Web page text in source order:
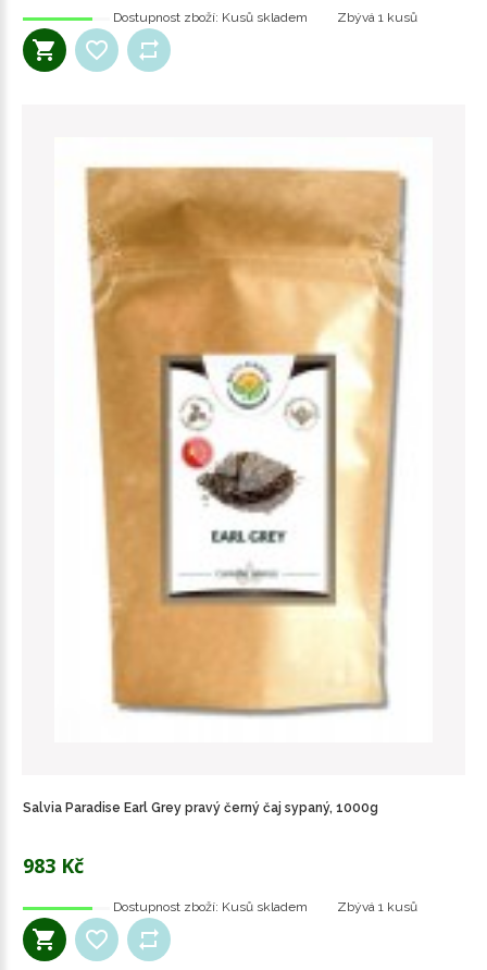
Dostupnost zboží: Kusů skladem Zbývá 1 kusů
Salvia Paradise Earl Grey pravý černý čaj sypaný, 1000g
983 Kč
Dostupnost zboží: Kusů skladem Zbývá 1 kusů